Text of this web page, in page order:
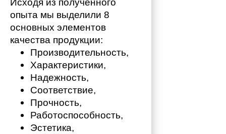
Исходя из полученного
опыта мы выделили 8
основных элементов
качества продукции:
Производительность,
Характеристики,
Надежность,
Соответствие,
Прочность,
Работоспособность,
Эстетика,